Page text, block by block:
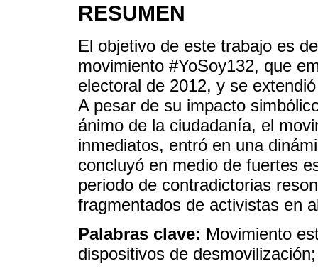
RESUMEN
El objetivo de este trabajo es
movimiento #YoSoy132, que
electoral de 2012, y se
A pesar de su impacto
ánimo de la ciudadanía, el
inmediatos, entró en una
concluyó en medio de fuertes
periodo de contradictorias
fragmentados de activistas en
Palabras clave: Movimiento
dispositivos de